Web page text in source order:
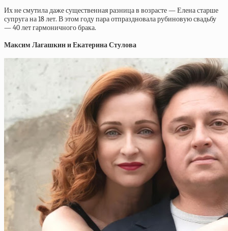
Их не смутила даже существенная разница в возрасте — Елена старше
супруга на 18 лет. В этом году пара отпраздновала рубиновую свадьбу
— 40 лет гармоничного брака.
Максим Лагашкин и Екатерина Стулова